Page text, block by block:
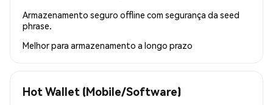
Armazenamento seguro offline com segurança da seed
phrase.
Melhor para armazenamento a longo prazo
Hot Wallet (Mobile/Software)